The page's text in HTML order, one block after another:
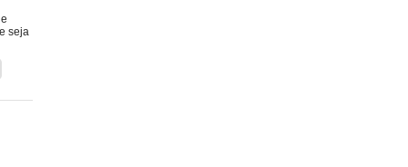
seja